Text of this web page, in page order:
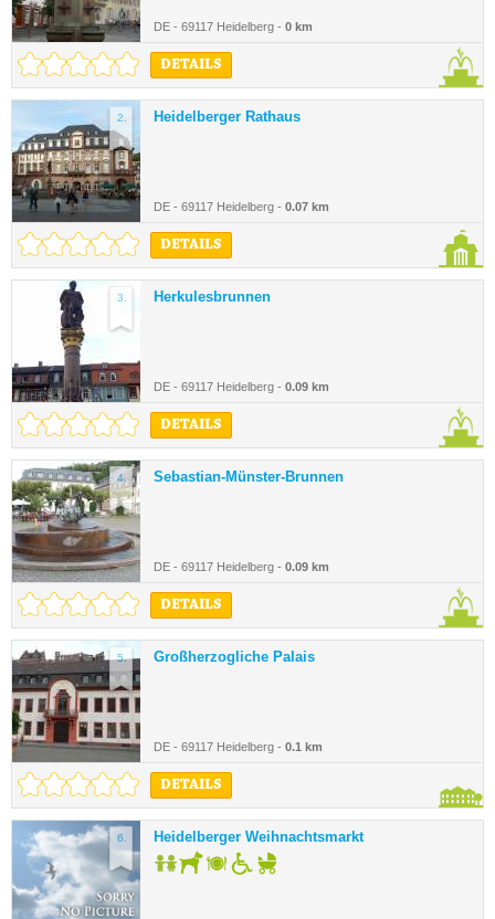
DE - 69117 Heidelberg - 0 km
DETAILS
2. Heidelberger Rathaus
DE - 69117 Heidelberg - 0.07 km
DETAILS
3. Herkulesbrunnen
DE - 69117 Heidelberg - 0.09 km
DETAILS
4. Sebastian-Münster-Brunnen
DE - 69117 Heidelberg - 0.09 km
DETAILS
5. Großherzogliche Palais
DE - 69117 Heidelberg - 0.1 km
DETAILS
6. Heidelberger Weihnachtsmarkt